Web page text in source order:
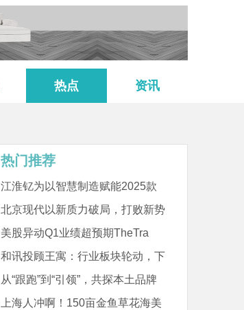
热点 资讯
热门推荐
江淮钇为以智慧制造赋能2025款
北京现代以新质力破局，打败新势
美股异动Q1业绩超预期TheTra
和讯投顾王寓：行业板块轮动，下
从“跟跑”到“引领”，共探本土品牌
上海人冲啊！150亩金鱼草花海美